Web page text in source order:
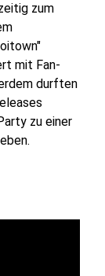
zum
mit Fan-
durften
zu einer